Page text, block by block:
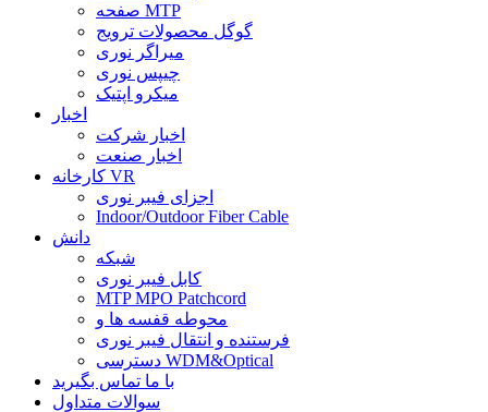
صفحه MTP
گوگل محصولات ترویج
میراگر نوری
چیپس نوری
میکرو اپتیک
اخبار
اخبار شرکت
اخبار صنعت
کارخانه VR
اجزای فیبر نوری
Indoor/Outdoor Fiber Cable
دانش
شبکه
کابل فیبر نوری
MTP MPO Patchcord
محوطه قفسه ها و
فرستنده و انتقال فیبر نوری
دسترسی WDM&Optical
با ما تماس بگیرید
سوالات متداول